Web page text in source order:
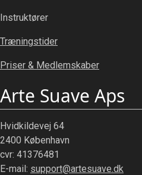
Instruktører
Træningstider
Priser & Medlemskaber
Arte Suave Aps
Hvidkildevej 64
2400 København
cvr: 41376481
E-mail: support@artesuave.dk